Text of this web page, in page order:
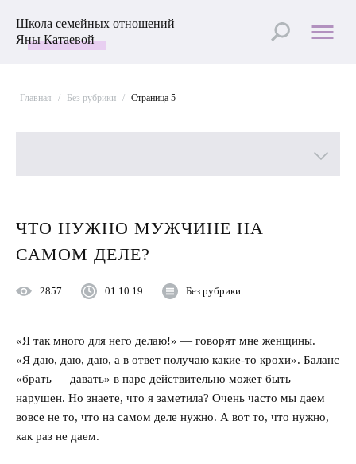
Школа семейных отношений
Яны Катаевой
Главная / Без рубрики / Страница 5
РУБРИКИ
ЧТО НУЖНО МУЖЧИНЕ НА
САМОМ ДЕЛЕ?
2857 01.10.19 Без рубрики
«Я так много для него делаю!» — говорят мне женщины.
«Я даю, даю, даю, а в ответ получаю какие-то крохи». Баланс
«брать — давать» в паре действительно может быть
нарушен. Но знаете, что я заметила? Очень часто мы даем
вовсе не то, что на самом деле нужно. А вот то, что нужно,
как раз не даем.
Лучшие статьи
Улучшить отношения с мужем
Секс
Измена